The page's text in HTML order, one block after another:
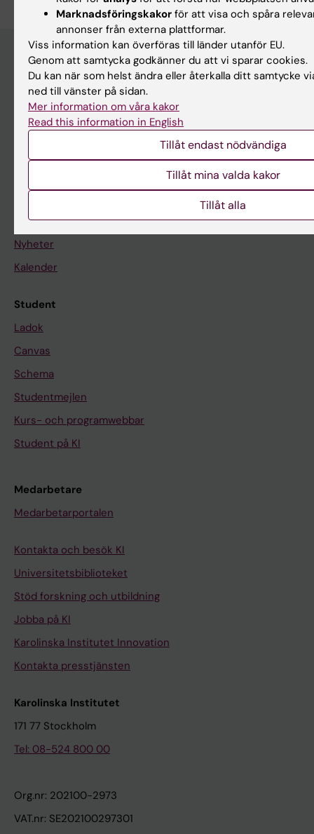
Huvudmeny
Utbildning
Forskarutbildning
På gång
Nyheter
Kalender
Student
Ladok
Canvas
Schema
Studentmejlen
Kurs- och programwebbar
Student på KI
Medarbetare
Medarbetarportalen
Kontakta och besök KI
Universitetsbiblioteket
Stöd forskning och utbildning
Jobba på KI
Karolinska Institutet Innovation
Kontakta presstjänsten
Karolinska Institutet
171 77 Stockholm
Tel: 08-524 800 00
Org.nr: 202100-2973
VAT.nr: SE202100297301
Marknadsföringskakor för att visa och spåra
annonser från externa plattformar.
Viss information kan överföras till länder utanför EU.
Genom att samtycka godkänner du att vi sparar cookies.
Du kan när som helst ändra eller återkalla ditt samtycke
ned till vänster på sidan.
Mer information om våra kakor
Read this information in English
Tillåt endast nödvändiga
Tillåt mina valda kakor
Tillåt alla